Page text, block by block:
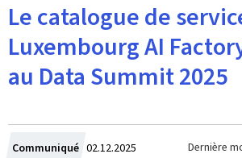
Le catalogue de
Luxembourg AI
au Data Summit 2025
Communiqué Crée
02.12.2025 Dernière